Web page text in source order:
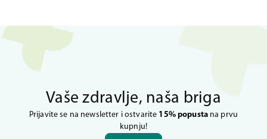
Vaše zdravlje, naša briga
Prijavite se na newsletter i ostvarite 15% popustana prvu
kupnju!